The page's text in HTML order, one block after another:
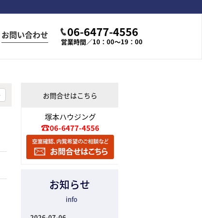
お問い合わせ 06-6477-4556
営業時間／10：00～19：00
お問合せはこちら
塚本ハウジング
06-6477-4556
お知らせ
info